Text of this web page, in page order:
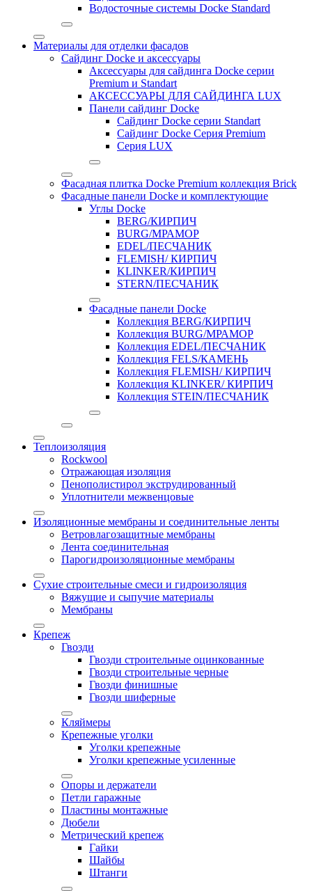
Водосточные системы Docke Standard
Материалы для отделки фасадов
Сайдинг Docke и аксессуары
Аксессуары для сайдинга Docke серии
Premium и Standart
АКСЕССУАРЫ ДЛЯ САЙДИНГА LUX
Панели сайдинг Docke
Cайдинг Docke серии Standart
Сайдинг Docke Серия Premium
Серия LUX
Фасадная плитка Docke Premium коллекция Brick
Фасадные панели Docke и комплектующие
Углы Docke
BERG/КИРПИЧ
BURG/МРАМОР
EDEL/ПЕСЧАНИК
FLEMISH/ КИРПИЧ
KLINKER/КИРПИЧ
STERN/ПЕСЧАНИК
Фасадные панели Docke
Коллекция BERG/КИРПИЧ
Коллекция BURG/МРАМОР
Коллекция EDEL/ПЕСЧАНИК
Коллекция FELS/КАМЕНЬ
Коллекция FLEMISH/ КИРПИЧ
Коллекция KLINKER/ КИРПИЧ
Коллекция STEIN/ПЕСЧАНИК
Теплоизоляция
Rockwool
Отражающая изоляция
Пенополистирол экструдированный
Уплотнители межвенцовые
Изоляционные мембраны и соединительные ленты
Ветровлагозащитные мембраны
Лента соединительная
Парогидроизоляционные мембраны
Сухие строительные смеси и гидроизоляция
Вяжущие и сыпучие материалы
Мембраны
Крепеж
Гвозди
Гвозди строительные оцинкованные
Гвозди строительные черные
Гвозди финишные
Гвозди шиферные
Кляймеры
Крепежные уголки
Уголки крепежные
Уголки крепежные усиленные
Опоры и держатели
Петли гаражные
Пластины монтажные
Дюбели
Метрический крепеж
Гайки
Шайбы
Штанги